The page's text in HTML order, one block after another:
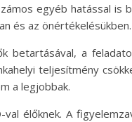
egyéb hatással is
és az önértékelésükben.
betartásával, a
teljesítmény
a legjobbak.
élőknek. A